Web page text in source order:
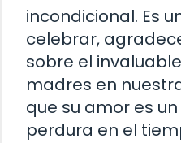
incondicional. Es
celebrar,
sobre el
madres en
que su amor es
perdura en el